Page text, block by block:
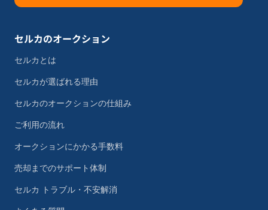
セルカのオークション
セルカとは
セルカが選ばれる理由
セルカのオークションの仕組み
ご利用の流れ
オークションにかかる手数料
売却までのサポート体制
セルカ トラブル・不安解消